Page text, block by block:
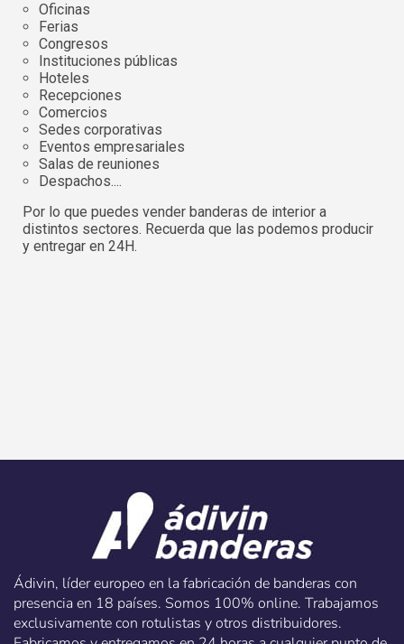
Oficinas
Ferias
Congresos
Instituciones públicas
Hoteles
Recepciones
Comercios
Sedes corporativas
Eventos empresariales
Salas de reuniones
Despachos....
Por lo que puedes vender banderas de interior a
distintos sectores. Recuerda que las podemos producir
y entregar en 24H.
Ádivin, líder europeo en la fabricación de banderas con
presencia en 18 países. Somos 100% online. Trabajamos
exclusivamente con rotulistas y otros distribuidores.